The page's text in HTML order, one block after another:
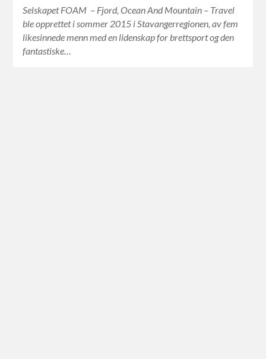
Selskapet FOAM – Fjord, Ocean And Mountain – Travel
ble opprettet i sommer 2015 i Stavangerregionen, av fem
likesinnede menn med en lidenskap for brettsport og den
fantastiske…